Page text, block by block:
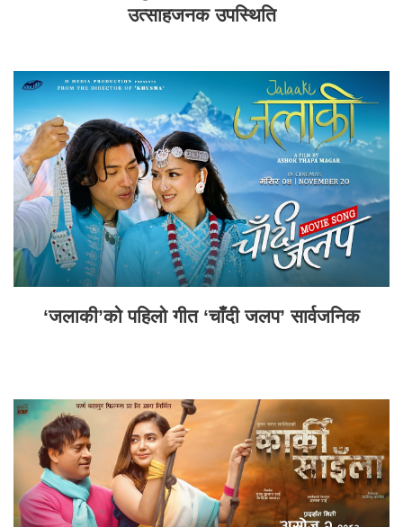
उत्साहजनक उपस्थिति
‘जलाकी’को पहिलो गीत ‘चाँदी जलप’ सार्वजनिक